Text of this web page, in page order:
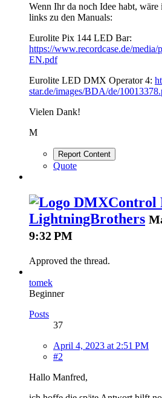
Wenn Ihr da noch Idee habt,
links zu den Manuals:
Eurolite Pix 144 LED Bar:
https://www.recordcase.de/
EN.pdf
Eurolite LED DMX Operator 4:
star.de/images/BDA/de/
Vielen Dank!
M
Report Content
Quote
LightningBrothers
9:32 PM
Approved the thread.
tomek
Beginner
Posts
37
April 4, 2023 at 2:51 PM
#2
Hallo Manfred,